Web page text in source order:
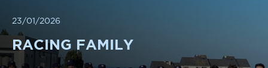
23/01/2026
RACING FAMILY